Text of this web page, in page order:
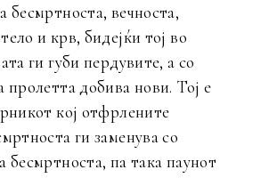
бесмртноста, вечноста,
и крв, бидејќи тој во
ги губи пердувите, а со
пролетта добива нови. Тој е
кој отфрлените
ги заменува со
бесмртноста, па така паунот